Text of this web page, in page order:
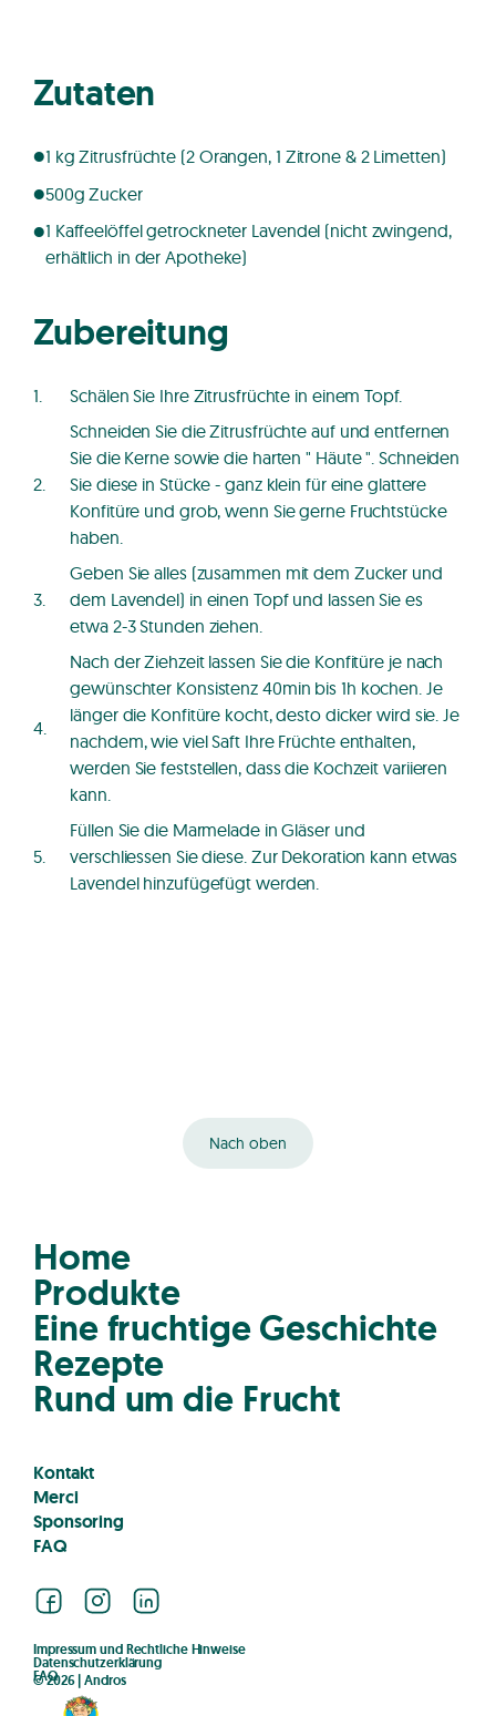
Zutaten
1 kg Zitrusfrüchte (2 Orangen, 1 Zitrone & 2 Limetten)
500g Zucker
1 Kaffeelöffel getrockneter Lavendel (nicht zwingend,
erhältlich in der Apotheke)
Zubereitung
Schälen Sie Ihre Zitrusfrüchte in einem Topf.
Schneiden Sie die Zitrusfrüchte auf und entfernen
Sie die Kerne sowie die harten " Häute ". Schneiden
Sie diese in Stücke - ganz klein für eine glattere
Konfitüre und grob, wenn Sie gerne Fruchtstücke
haben.
Geben Sie alles (zusammen mit dem Zucker und
dem Lavendel) in einen Topf und lassen Sie es
etwa 2-3 Stunden ziehen.
Nach der Ziehzeit lassen Sie die Konfitüre je nach
gewünschter Konsistenz 40min bis 1h kochen. Je
länger die Konfitüre kocht, desto dicker wird sie. Je
nachdem, wie viel Saft Ihre Früchte enthalten,
werden Sie feststellen, dass die Kochzeit variieren
kann.
Füllen Sie die Marmelade in Gläser und
verschliessen Sie diese. Zur Dekoration kann etwas
Lavendel hinzufügefügt werden.
Home
Produkte
Eine fruchtige Geschichte
Rezepte
Rund um die Frucht
Kontakt
Merci
Sponsoring
FAQ
Nach oben
© 2026 | Andros
Impressum und Rechtliche Hinweise
Datenschutzerklärung
FAQ
FacebookInstagramLinkedIn